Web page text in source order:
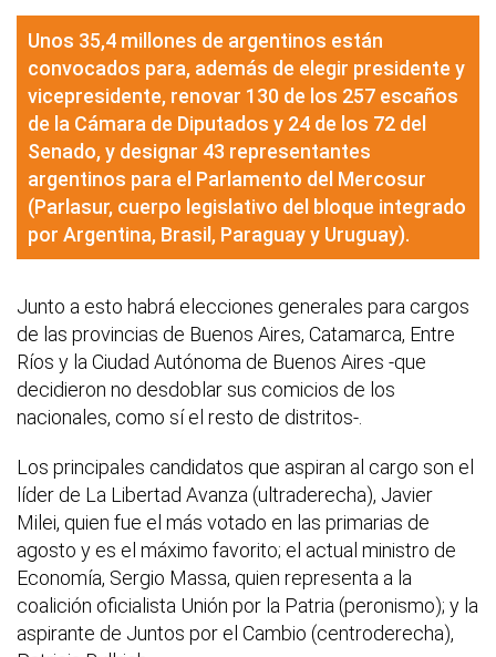
Unos 35,4 millones de argentinos están
convocados para, además de elegir presidente y
vicepresidente, renovar 130 de los 257 escaños
de la Cámara de Diputados y 24 de los 72 del
Senado, y designar 43 representantes
argentinos para el Parlamento del Mercosur
(Parlasur, cuerpo legislativo del bloque integrado
por Argentina, Brasil, Paraguay y Uruguay).
Junto a esto habrá elecciones generales para cargos
de las provincias de Buenos Aires, Catamarca, Entre
Ríos y la Ciudad Autónoma de Buenos Aires -que
decidieron no desdoblar sus comicios de los
nacionales, como sí el resto de distritos-.
Los principales candidatos que aspiran al cargo son el
líder de La Libertad Avanza (ultraderecha), Javier
Milei, quien fue el más votado en las primarias de
agosto y es el máximo favorito; el actual ministro de
Economía, Sergio Massa, quien representa a la
coalición oficialista Unión por la Patria (peronismo); y la
aspirante de Juntos por el Cambio (centroderecha),